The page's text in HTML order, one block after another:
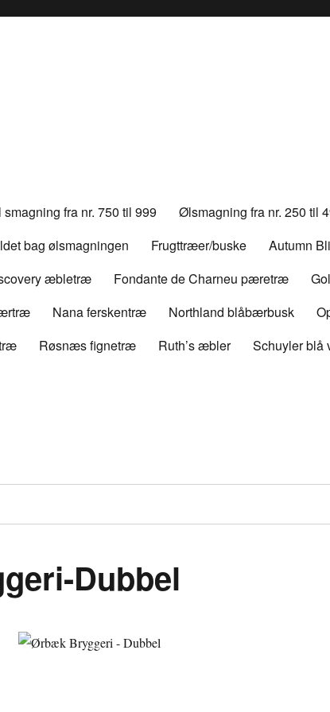
fra nr. 750 til 999 Ølsmagning fra nr. 250 til
bag ølsmagningen Frugttræer/buske Autumn
æbletræ Fondante de Charneu pæretræ
Nana ferskentræ Northland blåbærbusk
Røsnæs fignetræ Ruth’s æbler Schuyler blå
Dubbel